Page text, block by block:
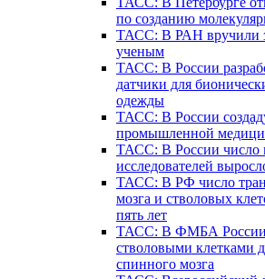
по созданию
ТАСС: В РАН вручили
ученым
ТАСС: В России
датчики для
одежды
ТАСС: В России
промышленной
ТАСС: В России число
исследователей
ТАСС: В РФ число
мозга и стволовых
пять лет
ТАСС: В ФМБА России
стволовыми клетками
спинного мозга